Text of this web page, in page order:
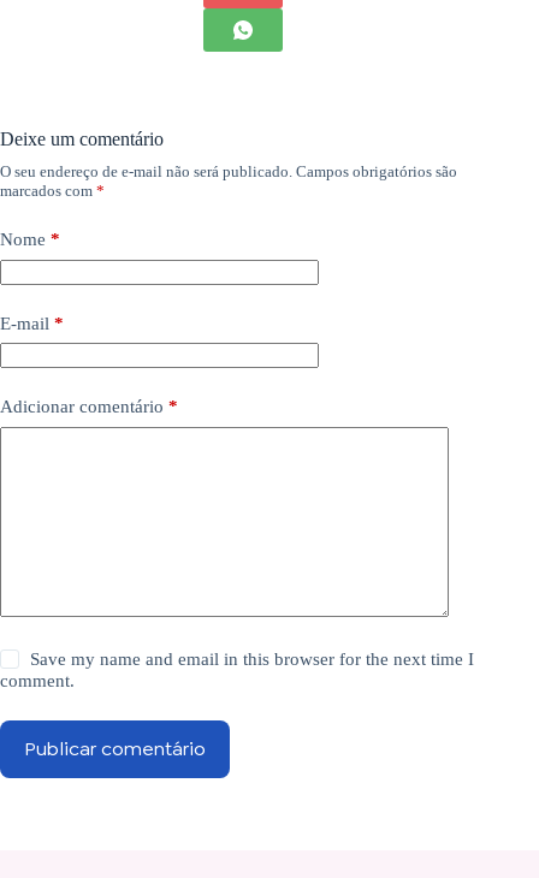
Deixe um comentário
O seu endereço de e-mail não será publicado. Campos obrigatórios são
marcados com *
Nome *
E-mail *
Adicionar comentário *
Save my name and email in this browser for the next time I
comment.
Publicar comentário